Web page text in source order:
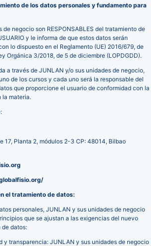
de los datos personales y fundamento para
negocio son RESPONSABLES del tratamiento de
y le informa de que estos datos serán
lo dispuesto en el Reglamento (UE) 2016/679, de
Orgánica 3/2018, de 5 de diciembre (LOPDGDD).
a través de JUNLAN y/o sus unidades de negocio,
de los cursos y cada uno será la responsable del
que proporcione el usuario de conformidad con la
la materia.
17, Planta 2, módulos 2-3 CP: 48014, Bilbao
el tratamiento de datos:
personales, JUNLAN y sus unidades de negocio
que se ajustan a las exigencias del nuevo
de datos:
y transparencia: JUNLAN y sus unidades de negocio